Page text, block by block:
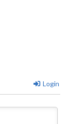
Login